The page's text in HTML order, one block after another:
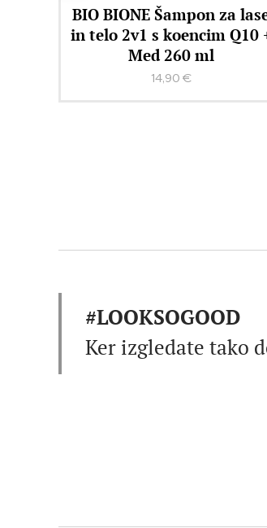
BIO BIONE MED + Q10
hranilna krema z
mlečkom 51 ml
15,90 €
#LOOKSOGOOD
Ker izgledate tako